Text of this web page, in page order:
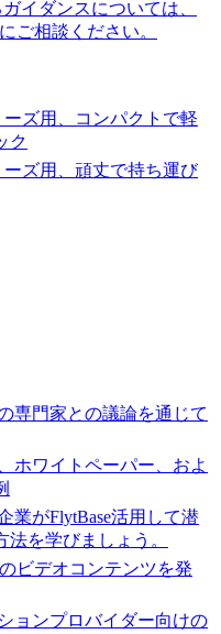
イダンスについては、
ご相談ください。
ーズ用、コンパクトで軽
ク
ーズ用、頑丈で持ち運び
専門家との議論を通じて
ホワイトペーパー、およ
業がFlytBase活用して潜
を学びましょう。
ビデオコンテンツを発
ョンプロバイダー向けの